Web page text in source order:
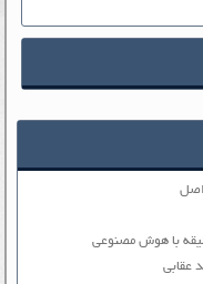
اصل
با هوش مصنوعی
عقابی